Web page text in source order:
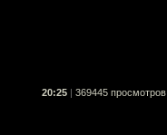
20:25 369445 просмотров